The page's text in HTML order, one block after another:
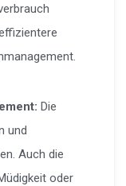
Die
und
Auch die
oder